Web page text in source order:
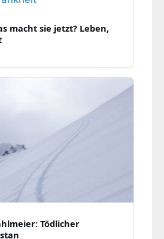
macht sie jetzt? Leben,
Tödlicher